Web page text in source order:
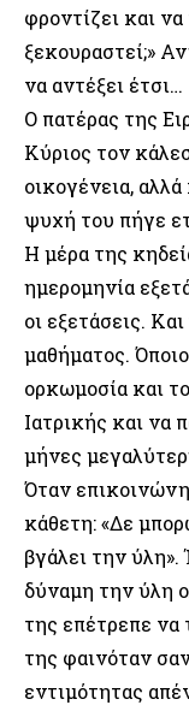
φροντίζει και
ξεκουραστεί;»
να αντέξει έτσι…
Ο πατέρας της
Κύριος τον
οικογένεια,
ψυχή του πήγε
Η μέρα της
ημερομηνία
οι εξετάσεις.
μαθήματος.
ορκωμοσία και
Ιατρικής και να
μήνες
Όταν
κάθετη: «Δε
βγάλει την
δύναμη την ύλη
της επέτρεπε να
της φαινόταν
εντιμότητας